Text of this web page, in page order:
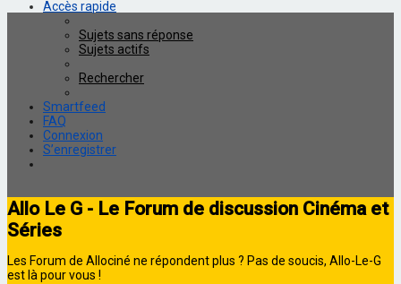
Accès rapide
Sujets sans réponse
Sujets actifs
Rechercher
Smartfeed
FAQ
Connexion
S’enregistrer
Allo Le G - Le Forum de discussion Cinéma et
Séries
Les Forum de Allociné ne répondent plus ? Pas de soucis, Allo-Le-G
est là pour vous !